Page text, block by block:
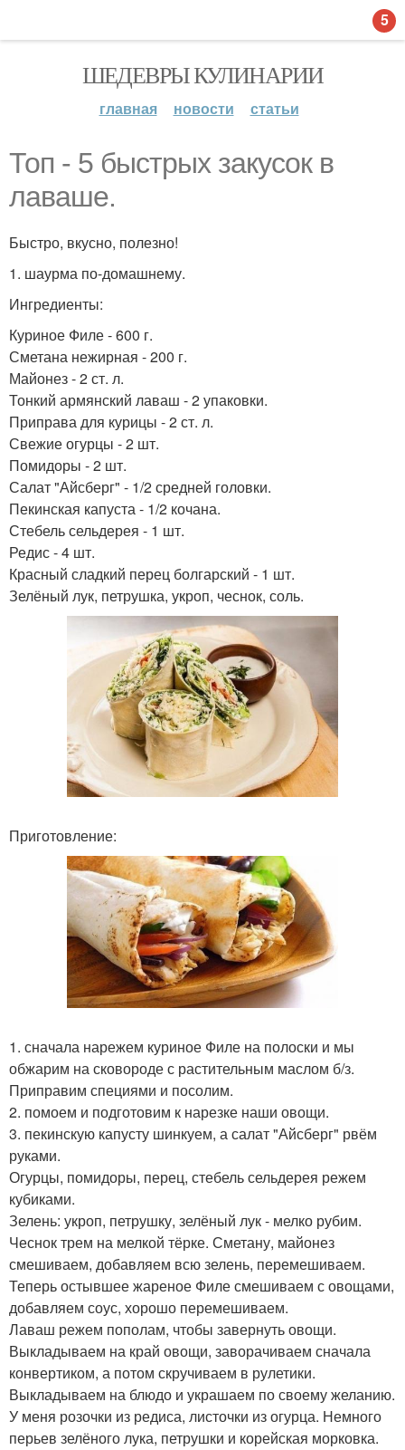
ШЕДЕВРЫ КУЛИНАРИИ
главная новости статьи
Топ - 5 быстрых закусок в
лаваше.
Быстро, вкусно, полезно!
1. шаурма по-домашнему.
Ингредиенты:
Куриное Филе - 600 г.
Сметана нежирная - 200 г.
Майонез - 2 ст. л.
Тонкий армянский лаваш - 2 упаковки.
Приправа для курицы - 2 ст. л.
Свежие огурцы - 2 шт.
Помидоры - 2 шт.
Салат "Айсберг" - 1/2 средней головки.
Пекинская капуста - 1/2 кочана.
Стебель сельдерея - 1 шт.
Редис - 4 шт.
Красный сладкий перец болгарский - 1 шт.
Зелёный лук, петрушка, укроп, чеснок, соль.
Приготовление:
1. сначала нарежем куриное Филе на полоски и мы
обжарим на сковороде с растительным маслом б/з.
Приправим специями и посолим.
2. помоем и подготовим к нарезке наши овощи.
3. пекинскую капусту шинкуем, а салат "Айсберг" рвём
руками.
Огурцы, помидоры, перец, стебель сельдерея режем
кубиками.
Зелень: укроп, петрушку, зелёный лук - мелко рубим.
Чеснок трем на мелкой тёрке. Сметану, майонез
смешиваем, добавляем всю зелень, перемешиваем.
Теперь остывшее жареное Филе смешиваем с овощами,
добавляем соус, хорошо перемешиваем.
Лаваш режем пополам, чтобы завернуть овощи.
Выкладываем на край овощи, заворачиваем сначала
конвертиком, а потом скручиваем в рулетики.
Выкладываем на блюдо и украшаем по своему желанию.
У меня розочки из редиса, листочки из огурца. Немного
перьев зелёного лука, петрушки и корейская морковка.
5